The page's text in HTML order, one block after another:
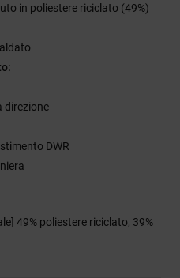
in poliestere riciclato (49%)
direzione
DWR
49% poliestere riciclato, 39%